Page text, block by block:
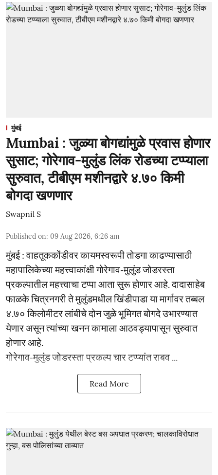
मुंबई
Mumbai : जुळ्या बोगद्यांमुळे प्रवास होणार
सुसाट; गोरेगाव-मुलुंड लिंक रोडच्या टप्प्याला
सुरुवात, टीबीएम मशीनद्वारे ४.७० किमी
बोगदा खणणार
Swapnil S
Published on: 09 Aug 2026, 6:26 am
मुंबई : वाहतूककोंडीवर कायमस्वरूपी तोडगा काढण्यासाठी
महापालिकेच्या महत्त्वाकांक्षी गोरेगाव-मुलुंड जोडरस्ता
प्रकल्पातील महत्त्वाचा टप्पा आता सुरू होणार आहे. दादासाहेब
फाळके चित्रनगरी ते मुलुंडमधील खिंडीपाडा या मार्गावर तब्बल
४.७० किलोमीटर लांबीचे दोन जुळे भूमिगत बोगदे उभारण्यात
येणार असून त्यांच्या खनन कामाला आठवड्यापासून सुरुवात
होणार आहे.
गोरेगाव-मुलुंड जोडरस्ता प्रकल्प चार टप्प्यांत राबव ...
Read More